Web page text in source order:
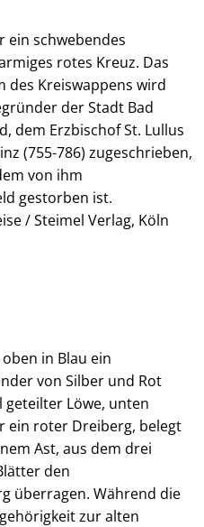
ein schwebendes
rotes Kreuz. Das
des Kreiswappens wird
der Stadt Bad
dem Erzbischof St. Lullus
(755-786) zugeschrieben,
von ihm
gestorben ist.
/ Steimel Verlag, Köln
in Blau ein
von Silber und Rot
geteilter Löwe, unten
ein roter Dreiberg, belegt
Ast, aus dem drei
den
überragen. Während die
zur alten